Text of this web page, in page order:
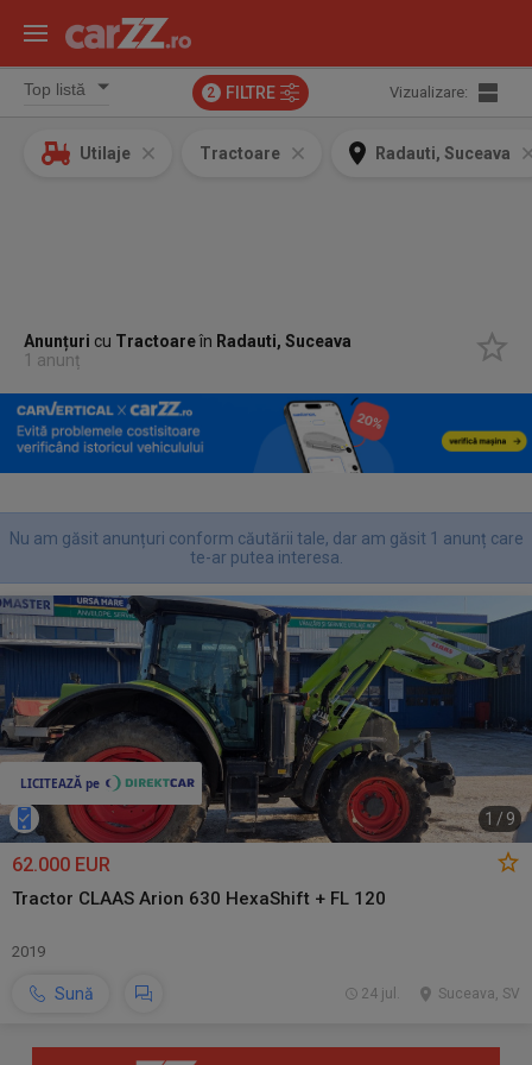
2 FILTRE Vizualizare:
Utilaje Tractoare Radauti, Suceava
Anunțuri cu Tractoareîn Radauti, Suceava
1 anunț
Nu am găsit anunțuri conform căutării tale, dar am găsit 1 anunț care
te-ar putea interesa.
1 /9
62.000 EUR
Tractor CLAAS Arion 630 HexaShift + FL 120
2019
Sună Suceava, SV
24 jul.